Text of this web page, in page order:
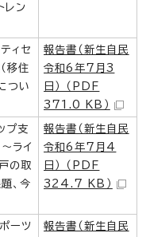
レン
ィセ
移住
つい
報告書（新生自民
令和6年7月3
日） （PDF
371.0 KB）
プ支
ライ
の取
、今
報告書（新生自民
令和6年7月4
日） （PDF
324.7 KB）
ーツ
報告書（新生自民